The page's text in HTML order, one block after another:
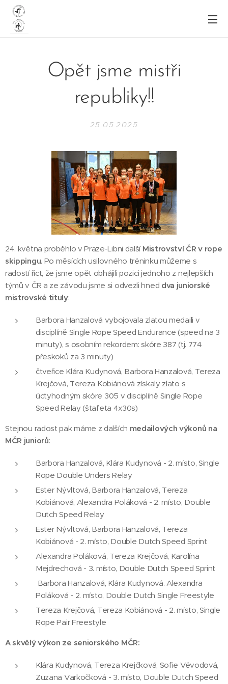
Opět jsme mistři
republiky!!
25.05.2025
24. května proběhlo v Praze-Libni další Mistrovství ČR v rope
skippingu. Po měsících usilovného tréninku můžeme s
radostí řict, že jsme opět obhájili pozici jednoho z nejlepších
týmů v ČR a ze závodu jsme si odvezli hned dva juniorské
mistrovské tituly:
Barbora Hanzalová vybojovala zlatou medaili v
disciplíně Single Rope Speed Endurance (speed na 3
minuty), s osobním rekordem: skóre 387 (tj. 774
přeskoků za 3 minuty)
čtveřice Klára Kudynová, Barbora Hanzalová, Tereza
Krejčová, Tereza Kobiánová získaly zlato s
úctyhodným skóre 305 v disciplíně Single Rope
Speed Relay (štafeta 4x30s)
Stejnou radost pak máme z dalších medailových výkonů na
MČR juniorů:
Barbora Hanzalová, Klára Kudynová - 2. místo, Single
Rope Double Unders Relay
Ester Nývltová, Barbora Hanzalová, Tereza
Kobiánová, Alexandra Poláková - 2. místo, Double
Dutch Speed Relay
Ester Nývltová, Barbora Hanzalová, Tereza
Kobiánová - 2. místo, Double Dutch Speed Sprint
Alexandra Poláková, Tereza Krejčová, Karolína
Mejdrechová - 3. místo, Double Dutch Speed Sprint
Barbora Hanzalová, Klára Kudynová. Alexandra
Poláková - 2. místo, Double Dutch Single Freestyle
Tereza Krejčová, Tereza Kobiánová - 2. místo, Single
Rope Pair Freestyle
A skvělý výkon ze seniorského MČR:
Klára Kudynová, Tereza Krejčková, Sofie Vévodová,
Zuzana Varkočková - 3. místo, Double Dutch Speed